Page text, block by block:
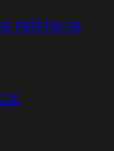
PRÍSTROJE